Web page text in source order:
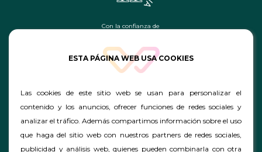
ESTA PÁGINA WEB USA COOKIES
Las cookies de este sitio web se usan para personalizar el
contenido y los anuncios, ofrecer funciones de redes sociales y
analizar el tráfico. Además compartimos información sobre el uso
que haga del sitio web con nuestros partners de redes sociales,
publicidad y análisis web, quienes pueden combinarla con otra
Con la confianza de